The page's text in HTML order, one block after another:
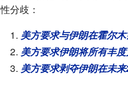
性分歧：
美方要求与伊朗在霍尔
美方要求伊朗将所有丰
美方要求剥夺伊朗在未